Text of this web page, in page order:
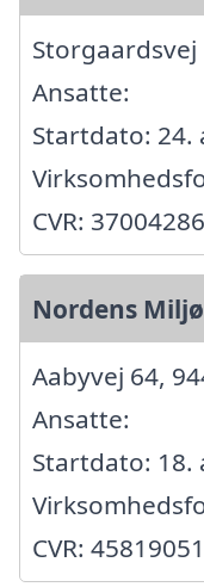
Storgaardsvej
Ansatte:
Startdato: 24.
CVR: 37004286
Nordens
Aabyvej 64,
Ansatte:
Startdato: 18.
CVR: 45819051